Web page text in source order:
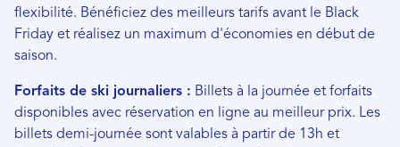
flexibilité. Bénéficiez des meilleurs tarifs avant le Black
Friday et réalisez un maximum d'économies en début de
saison.
Forfaits de ski journaliers : Billets à la journée et forfaits
disponibles avec réservation en ligne au meilleur prix. Les
billets demi-journée sont valables à partir de 13h et